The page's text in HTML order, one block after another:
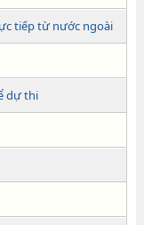
tiếp từ nước ngoài
dự thi